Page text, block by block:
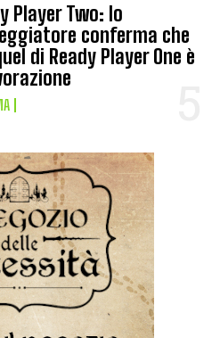
Player Two: lo
conferma che
di Ready Player One è